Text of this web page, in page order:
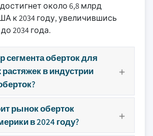
около 6,8 млрд
к 2034 году, увеличившись
до 2034 года.
сегмента оберток для
в индустрии
рынок оберток
в 2024 году?